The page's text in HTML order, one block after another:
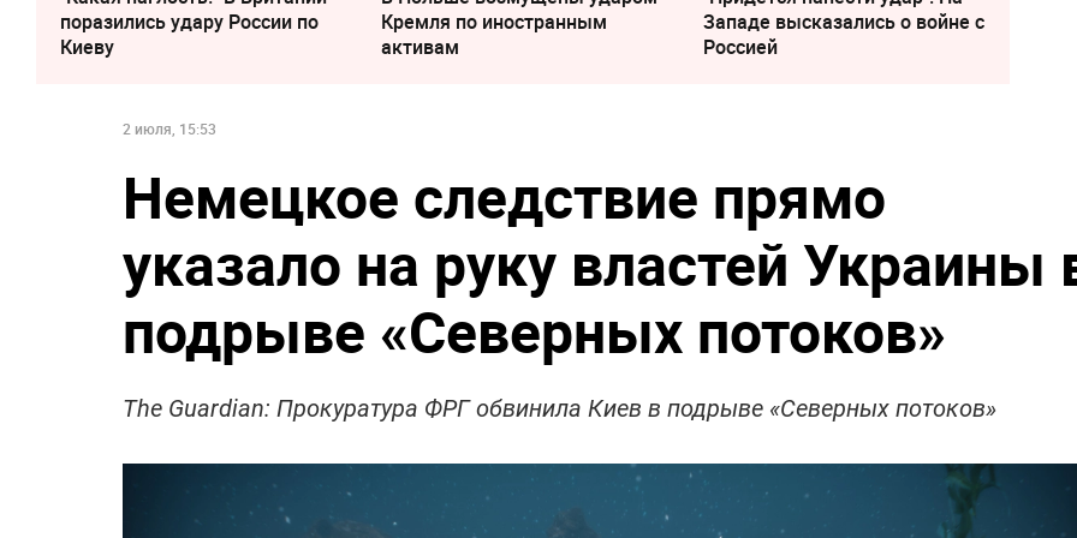
поразились удару России по
Киеву
Кремля по иностранным
активам
Западе высказались о войне с
Россией
2 июля, 15:53
Немецкое следствие прямо
указало на руку властей Украины
подрыве «Северных потоков»
The Guardian: Прокуратура ФРГ обвинила Киев в подрыве «Северных потоков»